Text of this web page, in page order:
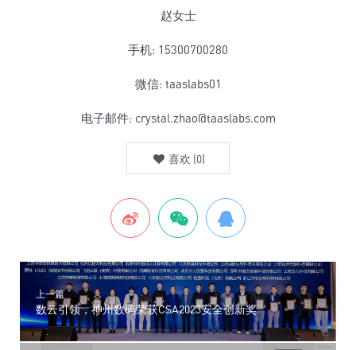
赵女士
手机: 15300700280
微信: taaslabs01
电子邮件: crystal.zhao@taaslabs.com
喜欢 (0)
上一篇
数云引领，神州数码荣获CSA2023安全创新奖